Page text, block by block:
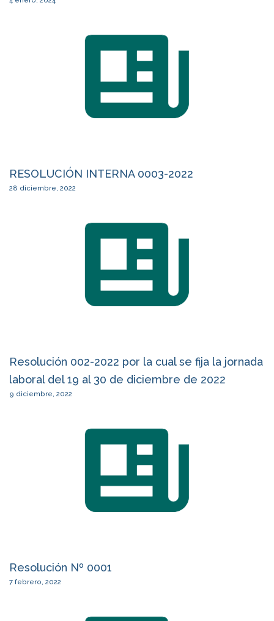
RESOLUCIÓN INTERNA 0003-2022
28 diciembre, 2022
Resolución 002-2022 por la cual se fija la jornada
laboral del 19 al 30 de diciembre de 2022
9 diciembre, 2022
Resolución Nº 0001
7 febrero, 2022